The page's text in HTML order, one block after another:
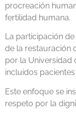
procreación
fertilidad humana.
La participación
de la restauración
por la Universidad
incluidos
Este enfoque se
respeto por la